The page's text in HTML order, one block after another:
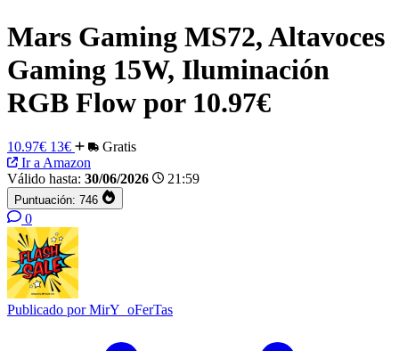
Mars Gaming MS72, Altavoces
Gaming 15W, Iluminación
RGB Flow por 10.97€
10.97€ 13€
Gratis
Ir a Amazon
Válido hasta: 30/06/2026 21:59
Puntuación: 746
0
Publicado porMirY_oFerTas